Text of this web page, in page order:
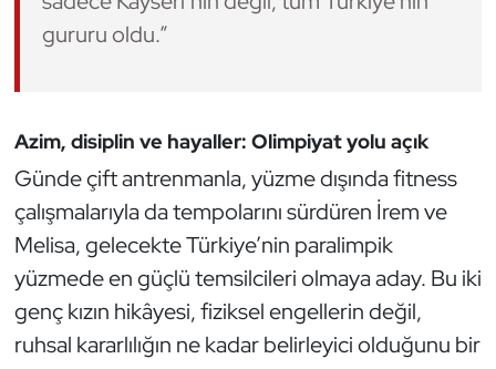
gururu oldu.”
Azim, disiplin ve hayaller: Olimpiyat yolu açık
Günde çift antrenmanla, yüzme dışında fitness
çalışmalarıyla da tempolarını sürdüren İrem ve
Melisa, gelecekte Türkiye’nin paralimpik
yüzmede en güçlü temsilcileri olmaya aday. Bu iki
genç kızın hikâyesi, fiziksel engellerin değil,
ruhsal kararlılığın ne kadar belirleyici olduğunu bir
Triatlon
Vücut Geliştirme Fitness
Wushu Kungfu
Yelken
Yüzme